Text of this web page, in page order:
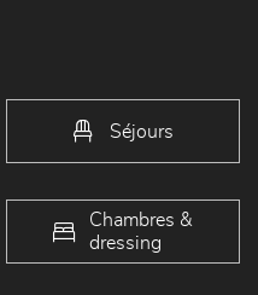
Séjours
Chambres &
dressing